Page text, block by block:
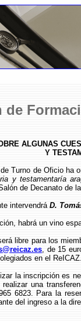
de
ALGUNAS
Y
de Oficio ha
y testamentaría
de Decanato de
intervendráD.
habrá un vino
libre para los
, de 15
en el
la inscripción es
una
6823. Para la
del ingreso a la